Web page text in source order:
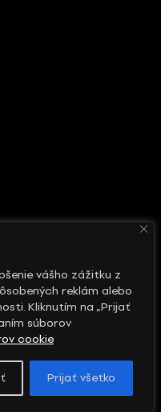
vášho zážitku z
reklám alebo
Kliknutím na „Prijať
súborov
cookie
Prijať všetko
dizajnu, Všetky